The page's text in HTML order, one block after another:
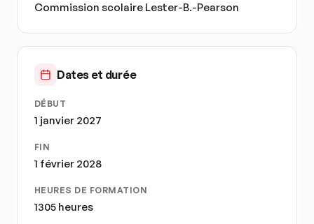
Commission scolaire Lester-B.-Pearson
Dates et durée
DÉBUT
1 janvier 2027
FIN
1 février 2028
HEURES DE FORMATION
1305 heures